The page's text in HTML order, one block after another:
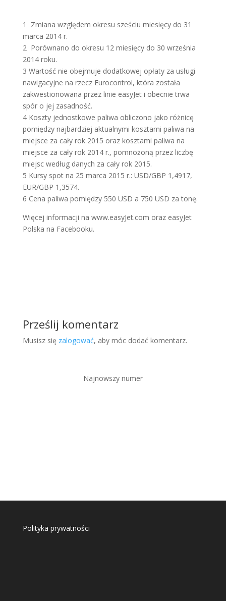
1 Zmiana względem okresu sześciu miesięcy do 31
marca 2014 r.
2 Porównano do okresu 12 miesięcy do 30 września
2014 roku.
3 Wartość nie obejmuje dodatkowej opłaty za usługi
nawigacyjne na rzecz Eurocontrol, która została
zakwestionowana przez linie easyJet i obecnie trwa
spór o jej zasadność.
4 Koszty jednostkowe paliwa obliczono jako różnicę
pomiędzy najbardziej aktualnymi kosztami paliwa na
miejsce za cały rok 2015 oraz kosztami paliwa na
miejsce za cały rok 2014 r., pomnożoną przez liczbę
miejsc według danych za cały rok 2015.
5 Kursy spot na 25 marca 2015 r.: USD/GBP 1,4917,
EUR/GBP 1,3574.
6 Cena paliwa pomiędzy 550 USD a 750 USD za tonę.
Więcej informacji na www.easyJet.com oraz easyJet
Polska na Facebooku.
Prześlij komentarz
Musisz się zalogować, aby móc dodać komentarz.
Najnowszy numer
Polityka prywatności